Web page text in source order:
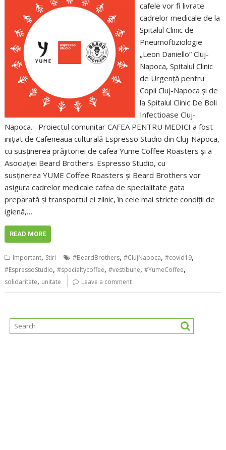
cafele vor fi livrate
cadrelor medicale de la
Spitalul Clinic de
Pneumoftiziologie
„Leon Daniello” Cluj-
Napoca, Spitalul Clinic
de Urgență pentru
Copii Cluj-Napoca și de
la Spitalul Clinic De Boli
Infectioase Cluj-
Napoca. Proiectul comunitar CAFEA PENTRU MEDICI a fost
inițiat de Cafeneaua culturală Espresso Studio din Cluj-Napoca,
cu susținerea prăjitoriei de cafea Yume Coffee Roasters și a
Asociației Beard Brothers. Espresso Studio, cu
susținerea YUME Coffee Roasters și Beard Brothers vor
asigura cadrelor medicale cafea de specialitate gata
preparată și transportul ei zilnic, în cele mai stricte condiții de
igienă,…
READ MORE
Important, Stiri #BeardBrothers,#ClujNapoca,#covid19,
#EspressoStudio,#specialtycoffee,#vestibune,#YumeCoffee,
solidaritate, unitate Leave a comment